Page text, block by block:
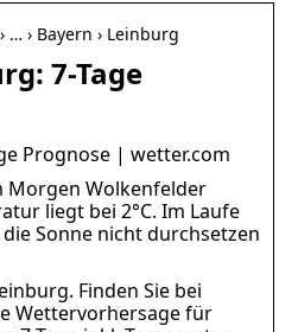
› Bayern › Leinburg
7-Tage
Prognose | wetter.com
Morgen Wolkenfelder
liegt bei 2°C. Im Laufe
Sonne nicht durchsetzen
Finden Sie bei
Wettervorhersage für